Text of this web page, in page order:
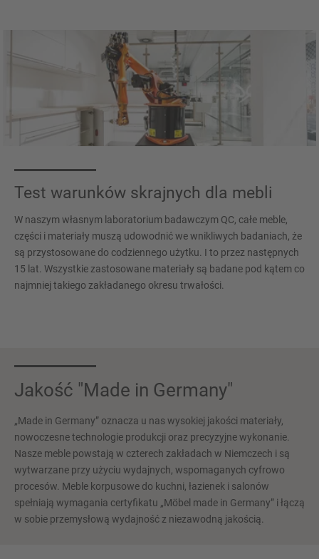
Test warunków skrajnych dla mebli
W naszym własnym laboratorium badawczym QC, całe meble,
części i materiały muszą udowodnić we wnikliwych badaniach, że
są przystosowane do codziennego użytku. I to przez następnych
15 lat. Wszystkie zastosowane materiały są badane pod kątem co
najmniej takiego zakładanego okresu trwałości.
Jakość "Made in Germany"
„Made in Germany” oznacza u nas wysokiej jakości materiały,
nowoczesne technologie produkcji oraz precyzyjne wykonanie.
Nasze meble powstają w czterech zakładach w Niemczech i są
wytwarzane przy użyciu wydajnych, wspomaganych cyfrowo
procesów. Meble korpusowe do kuchni, łazienek i salonów
spełniają wymagania certyfikatu „Möbel made in Germany” i łączą
w sobie przemysłową wydajność z niezawodną jakością.